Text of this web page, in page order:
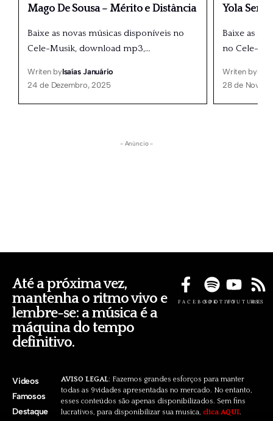
Mago De Sousa – Mérito e Distância
Baixe as novas músicas disponíveis no
Cele-Musik, download mp3,…
Writen byIsaías Januário
24 de Dezembro, 2025
Yola
Baixe as
no Cele-
Writen by
28 de
- Anúncio -
Até a próxima vez,
mantenha o ritmo vivo e
lembre-se: a música é a
máquina do tempo
definitivo.
FACEBOOKSPOTIFYYOUTUBE
RSS
Videos
Famosos
Destaque
AVISO LEGAL: Fazemos grandes esforços para manter
todas as 9vidades apresentadas no mercado. No entanto,
esses conteúdos são apenas disponibilizados. Sem fins
lucrativos, para disponibilizar sua musica, clica AQUI.